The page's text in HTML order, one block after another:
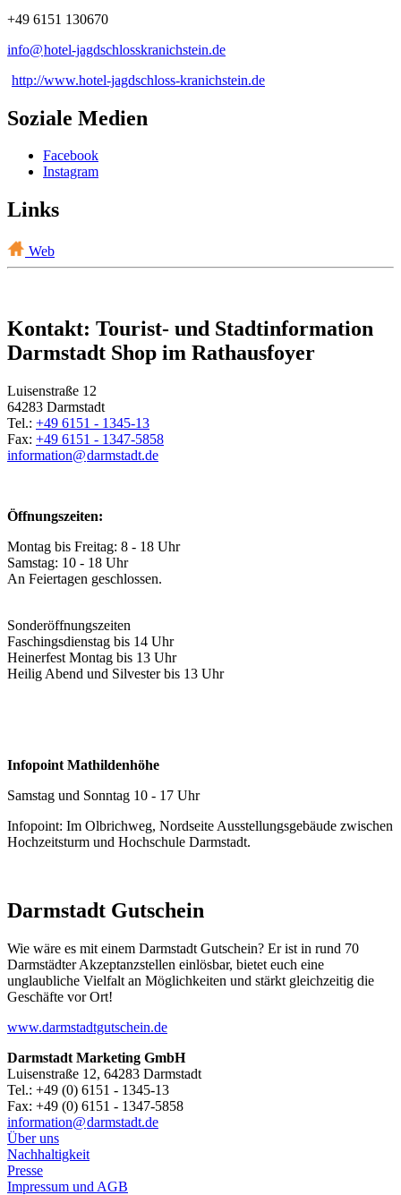
+49 6151 130670
info@hotel-jagdschlosskranichstein.de
http://www.hotel-jagdschloss-kranichstein.de
Soziale Medien
Facebook
Instagram
Links
Web
Kontakt: Tourist- und Stadtinformation
Darmstadt Shop im Rathausfoyer
Luisenstraße 12
64283 Darmstadt
Tel.: +49 6151 - 1345-13
Fax: +49 6151 - 1347-5858
information@darmstadt.de
Öffnungszeiten:
Montag bis Freitag: 8 - 18 Uhr
Samstag: 10 - 18 Uhr
An Feiertagen geschlossen.
Sonderöffnungszeiten
Faschingsdienstag bis 14 Uhr
Heinerfest Montag bis 13 Uhr
Heilig Abend und Silvester bis 13 Uhr
Infopoint Mathildenhöhe
Samstag und Sonntag 10 - 17 Uhr
Infopoint: Im Olbrichweg, Nordseite Ausstellungsgebäude zwischen
Hochzeitsturm und Hochschule Darmstadt.
Darmstadt Gutschein
Wie wäre es mit einem Darmstadt Gutschein? Er ist in rund 70
Darmstädter Akzeptanzstellen einlösbar, bietet euch eine
unglaubliche Vielfalt an Möglichkeiten und stärkt gleichzeitig die
Geschäfte vor Ort!
www.darmstadtgutschein.de
Darmstadt Marketing GmbH
Luisenstraße 12, 64283 Darmstadt
Tel.: +49 (0) 6151 - 1345-13
Fax: +49 (0) 6151 - 1347-5858
information@darmstadt.de
Über uns
Nachhaltigkeit
Presse
Impressum und AGB